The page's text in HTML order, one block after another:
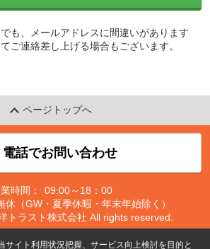
も、メールアドレスに間違いがあります
ご連絡差し上げる場合もございます。
ページトップへ
電話でお問い合わせ
時間：
09:00～18：00
休（GW・夏季休暇・年末年始除く）
トラスト株式会社 All rights reserved.
サイト利用状況把握、サービス向上検討を目的と